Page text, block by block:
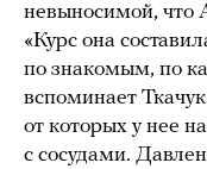
невыносимой, что
«Курс она
по знакомым, по
вспоминает
от которых у нее
с сосудами.